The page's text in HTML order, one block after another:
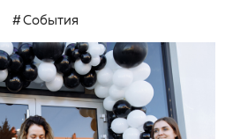
События